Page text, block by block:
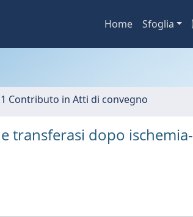
Home Sfoglia
Contributo in Atti di convegno
transferasi dopo ischemia-